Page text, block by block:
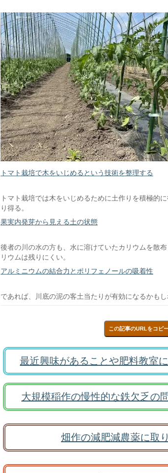
トマト栽培で木をいじめるという技術を整理する
トマト栽培では木をいじめるために土作りを積極的
り得る。
果実内発芽から見える土の状態
後者の川の水の方も、水に溶けていたカリウムを散
リウムは残りにくい。
アルミニウムの結合力とポリフェノールの吸着性
であれば、川底の泥の客土当たりが有効になるかもし
この記事のURLをコピ
最近興味があることや肥料教室
大規模稲作の慢性的な鉄欠乏の
畑作の減肥減農薬に取